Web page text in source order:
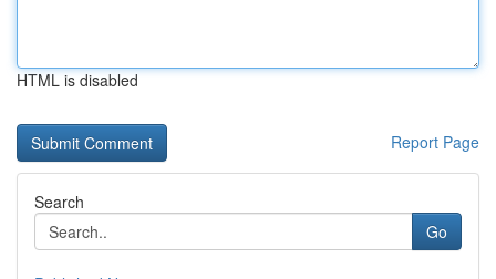
HTML is disabled
Report Page
Search
Go